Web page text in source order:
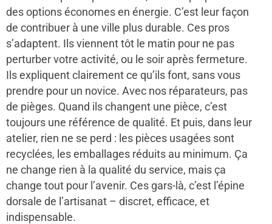
des options économes en énergie. C’est leur façon
de contribuer à une ville plus durable. Ces pros
s’adaptent. Ils viennent tôt le matin pour ne pas
perturber votre activité, ou le soir après fermeture.
Ils expliquent clairement ce qu’ils font, sans vous
prendre pour un novice. Avec nos réparateurs, pas
de pièges. Quand ils changent une pièce, c’est
toujours une référence de qualité. Et puis, dans leur
atelier, rien ne se perd : les pièces usagées sont
recyclées, les emballages réduits au minimum. Ça
ne change rien à la qualité du service, mais ça
change tout pour l’avenir. Ces gars-là, c’est l’épine
dorsale de l’artisanat – discret, efficace, et
indispensable.